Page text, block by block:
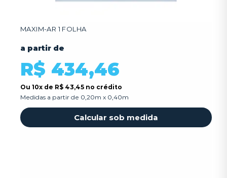
MAXIM-AR 1 FOLHA
a partir de
R$ 434,46
Ou 10x de R$ 43,45 no crédito
Medidas a partir de 0,20m x 0,40m
Calcular sob medida